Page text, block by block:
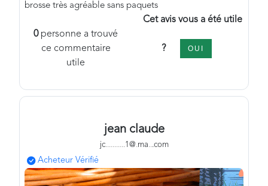
brosse très agréable sans paquets
0personne a trouvé
ce commentaire
utile
Cet avis vous a été utile
? OUI
jean claude
jc...........1@.ma...com
Acheteur Vérifié